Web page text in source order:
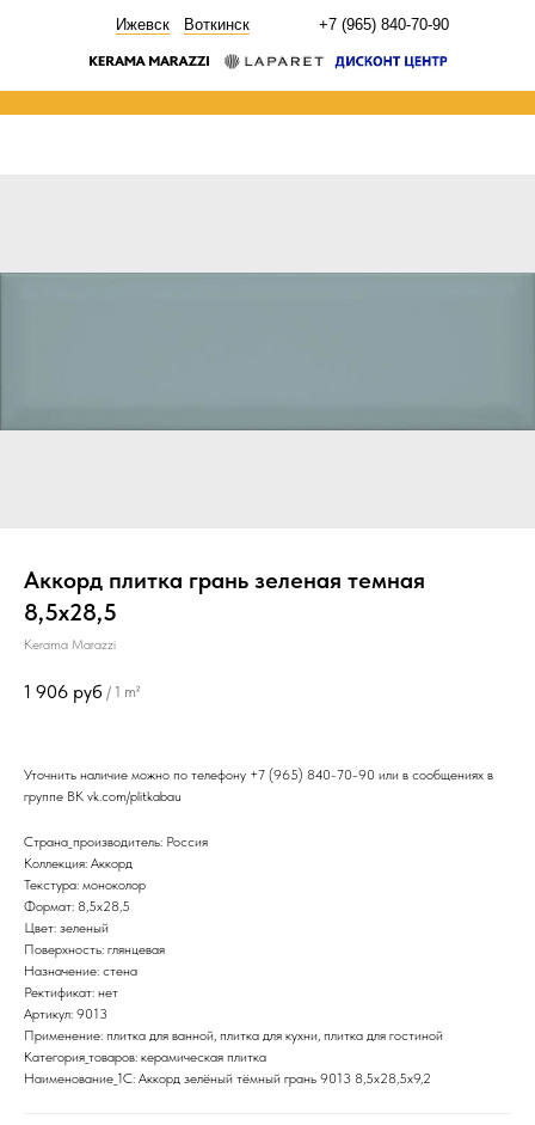
+7 (965) 840-70-90
Ижевск Воткинск
Аккорд плитка грань зеленая темная
8,5х28,5
Kerama Marazzi
1 906 руб / 1 m²
Уточнить наличие можно по телефону +7 (965) 840-70-90 или в сообщениях в
группе ВК vk.com/plitkabau
Страна_производитель: Россия
Коллекция: Аккорд
Текстура: моноколор
Формат: 8,5x28,5
Цвет: зеленый
Поверхность: глянцевая
Назначение: стена
Ректификат: нет
Артикул: 9013
Применение: плитка для ванной, плитка для кухни, плитка для гостиной
Категория_товаров: керамическая плитка
Наименование_1С: Аккорд зелёный тёмный грань 9013 8,5х28,5х9,2